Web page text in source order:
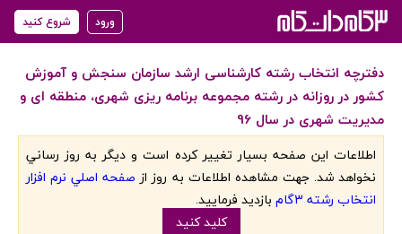
ورود شروع کنید
دفترچه انتخاب رشته کارشناسی ارشد سازمان سنجش و آموزش
کشور در روزانه در رشته مجموعه برنامه ریزی شهری، منطقه ای و
مدیریت شهری در سال 96
اطلاعات اين صفحه بسيار تغيير کرده است و ديگر به روز رساني
نخواهد شد. جهت مشاهده اطلاعات به روز از صفحه اصلي نرم افزار
انتخاب رشته 3گام
بازديد فرماييد.
کليد کنيد